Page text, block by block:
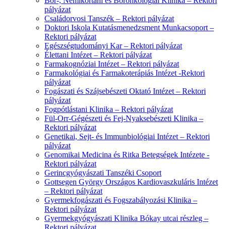
pályázat
Családorvosi Tanszék – Rektori pályázat
Doktori Iskola Kutatásmenedzsment Munkacsoport –
Rektori pályázat
Egészségtudományi Kar – Rektori pályázat
Élettani Intézet – Rektori pályázat
Farmakognóziai Intézet – Rektori pályázat
Farmakológiai és Farmakoterápiás Intézet -Rektori
pályázat
Fogászati és Szájsebészeti Oktató Intézet – Rektori
pályázat
Fogpótlástani Klinika – Rektori pályázat
Fül-Orr-Gégészeti és Fej-Nyaksebészeti Klinika –
Rektori pályázat
Genetikai, Sejt- és Immunbiológiai Intézet – Rektori
pályázat
Genomikai Medicina és Ritka Betegségek Intézete -
Rektori pályázat
Gerincgyógyászati Tanszéki Csoport
Gottsegen György Országos Kardiovaszkuláris Intézet
– Rektori pályázat
Gyermekfogászati és Fogszabályozási Klinika –
Rektori pályázat
Gyermekgyógyászati Klinika Bókay utcai részleg –
Rektori pályázat